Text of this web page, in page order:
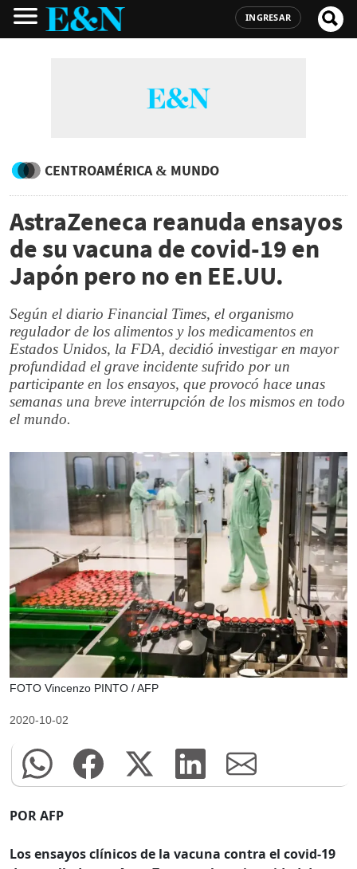
INGRESAR
CENTROAMÉRICA & MUNDO
AstraZeneca reanuda ensayos
de su vacuna de covid-19 en
Japón pero no en EE.UU.
Según el diario Financial Times, el organismo
regulador de los alimentos y los medicamentos en
Estados Unidos, la FDA, decidió investigar en mayor
profundidad el grave incidente sufrido por un
participante en los ensayos, que provocó hace unas
semanas una breve interrupción de los mismos en todo
el mundo.
FOTO Vincenzo PINTO / AFP
2020-10-02
POR AFP
Los ensayos clínicos de la vacuna contra el covid-19